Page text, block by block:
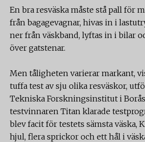
En bra resväska måste stå pall för
från bagagevagnar, hivas in i
ner från väskband, lyftas in i bilar
över gatstenar.
Men tåligheten varierar markant,
tuffa test av sju olika resväskor,
Tekniska Forskningsinstitut i
testvinnaren Titan klarade
blev facit för testets sämsta väska,
hjul, flera sprickor och ett hål i